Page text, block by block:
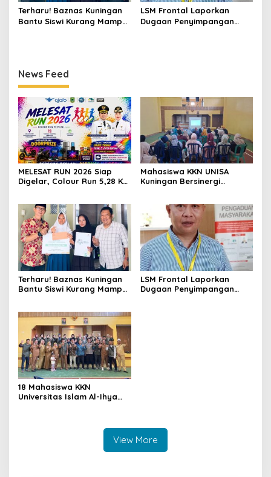
Terharu! Baznas Kuningan
Bantu Siswi Kurang Mampu
LSM Frontal Laporkan
Dugaan Penyimpangan
News Feed
MELESAT RUN 2026 Siap
Digelar, Colour Run 5,28 Km
Mahasiswa KKN UNISA
Kuningan Bersinergi
ASI, Cegah Stunting hingga
Perawatan Lansia
Terharu! Baznas Kuningan
Bantu Siswi Kurang Mampu
Pernah Padam
LSM Frontal Laporkan
Dugaan Penyimpangan
18 Mahasiswa KKN
Universitas Islam Al-Ihya
View More